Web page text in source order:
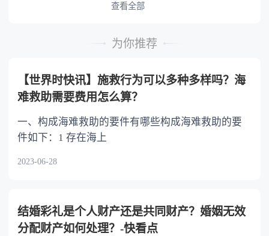
或者与被继承人共同生活的继承人，分配遗产
的继承人，不尽扶养义务的，分配遗产时，应当
查看全部
为你推荐
【世界时快讯】施救行为可以多种多样吗？海
难救助需要费用怎么算？
一、构成海难救助的要件有哪些构成海难救助的要
件如下：1 存在海上
2023-06-28
结婚彩礼是个人财产还是共同财产？婚姻无效
分配财产如何处理？-快看点